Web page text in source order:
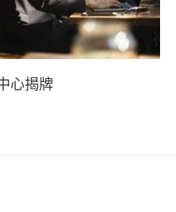
心揭牌